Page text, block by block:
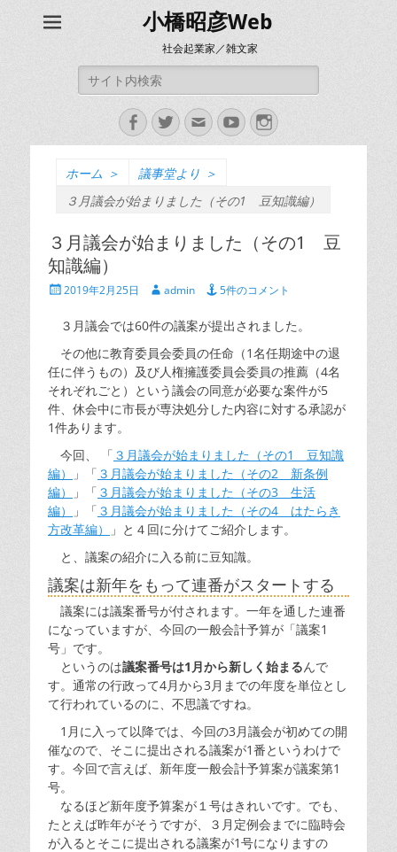
小橋昭彦Web
社会起業家／雑文家
索:
Facebook
Twitter
メ
ー
YouTubeInstagram
ホーム ＞ 議事堂より ＞
３月議会が始まりました（その1 豆知識編）
３月議会が始まりました（その1 豆
知識編）
投 2019年2月25日
投
者
admin 5件のコメント
３月議会では60件の議案が提出されました。
その他に教育委員会委員の任命（1名任期途中の退
任に伴うもの）及び人権擁護委員会委員の推薦（4名
それぞれごと）という議会の同意が必要な案件が5
件、休会中に市長が専決処分した内容に対する承認が
1件あります。
今回、 「 ３月議会が始まりました（その1 豆知識
編）
」「 ３月議会が始まりました（その2 新条例
編）
」「 ３月議会が始まりました（その3 生活
編）
」「 ３月議会が始まりました（その4 はたらき
方改革編）
」と４回に分けてご紹介します。
と、議案の紹介に入る前に豆知識。
議案は新年をもって連番がスタートする
議案には議案番号が付されます。一年を通した連番
になっていますが、今回の一般会計予算が「議案1
号」です。
というのは議案番号は1月から新しく始まるんで
す。通常の行政って4月から3月までの年度を単位とし
て行われているのに、不思議ですね。
1月に入って以降では、今回の3月議会が初めての開
催なので、そこに提出される議案が1番というわけで
す。今回で言えば、新年度一般会計予算案が議案第1
号。
なるほど新年度予算案が１号はきれいです。でも、
たとえば昨年がそうですが、３月定例会までに臨時会
が入るとそこに提出される議案が1号になりますの